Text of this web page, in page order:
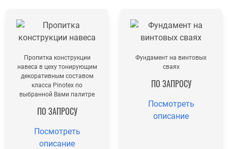
Пропитка конструкции
навеса в цеху тонирующим
декоративным составом
класса Pinotex по
выбранной Вами палитре
ПО ЗАПРОСУ
Посмотреть
описание
Фундамент на винтовых
сваях
ПО ЗАПРОСУ
Посмотреть
описание